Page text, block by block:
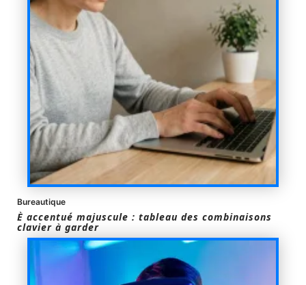
Bureautique
È accentué majuscule : tableau des combinaisons
clavier à garder